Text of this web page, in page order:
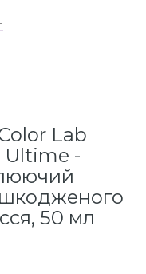
Lab
Ultime -
50 мл
детокс
–
для